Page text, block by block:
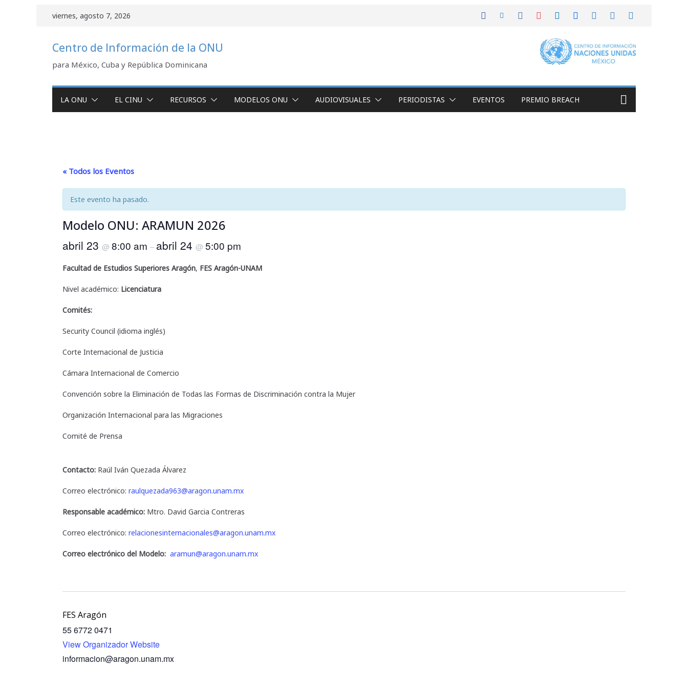
viernes, agosto 7, 2026
Centro de Información de la ONU
para México, Cuba y República Dominicana
LA ONU EL CINU RECURSOS MODELOS ONU AUDIOVISUALES PERIODISTAS EVENTOS PREMIO BREACH
« Todos los Eventos
Este evento ha pasado.
Modelo ONU: ARAMUN 2026
abril 23 @ 8:00 am – abril 24 @ 5:00 pm
Facultad de Estudios Superiores Aragón, FES Aragón-UNAM
Nivel académico: Licenciatura
Comités:
Security Council (idioma inglés)
Corte Internacional de Justicia
Cámara Internacional de Comercio
Convención sobre la Eliminación de Todas las Formas de Discriminación contra la Mujer
Organización Internacional para las Migraciones
Comité de Prensa
Contacto: Raúl Iván Quezada Álvarez
Correo electrónico: raulquezada963@aragon.unam.mx
Responsable académico: Mtro. David Garcia Contreras
Correo electrónico: relacionesinternacionales@aragon.unam.mx
Correo electrónico del Modelo: aramun@aragon.unam.mx
FES Aragón
55 6772 0471
View Organizador Website
informacion@aragon.unam.mx